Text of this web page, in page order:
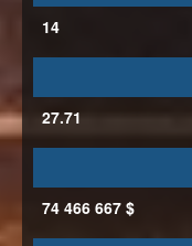
14
27.71
74 466 667 $